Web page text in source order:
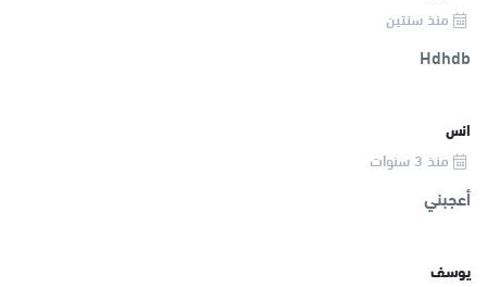
منذ سنتين
Hdhdb
انس
منذ 3 سنوات
أعجبني
يوسف